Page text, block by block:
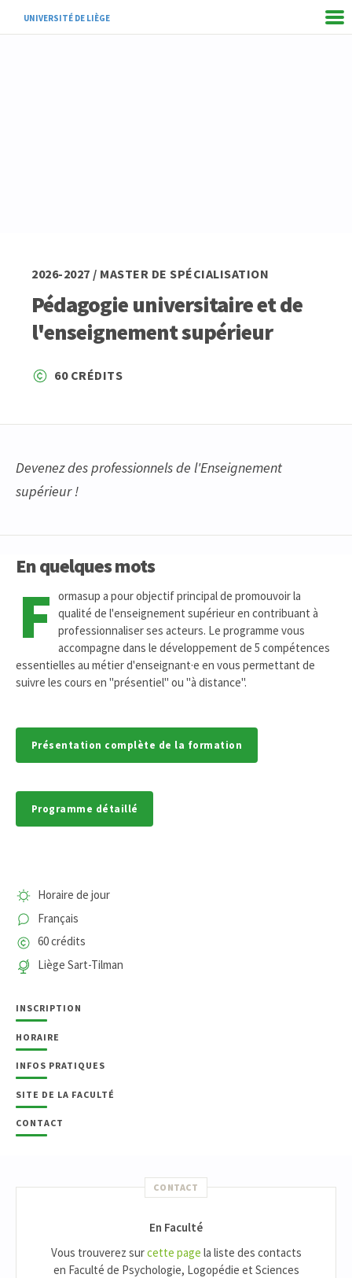
UNIVERSITÉ DE LIÈGE
2026-2027 / MASTER DE SPÉCIALISATION
Pédagogie universitaire et de
l'enseignement supérieur
60 CRÉDITS
Devenez des professionnels de l'Enseignement
supérieur !
En quelques mots
F ormasup a pour objectif principal de promouvoir la
qualité de l'enseignement supérieur en contribuant à
professionnaliser ses acteurs. Le programme vous
accompagne dans le développement de 5 compétences
essentielles au métier d'enseignant·e en vous permettant de
suivre les cours en "présentiel" ou "à distance".
Présentation complète de la formation
Programme détaillé
Horaire de jour
Français
60 crédits
Liège Sart-Tilman
INSCRIPTION
HORAIRE
INFOS PRATIQUES
SITE DE LA FACULTÉ
CONTACT
CONTACT
En Faculté
Vous trouverez surcette page la liste des contacts
en Faculté de Psychologie, Logopédie et Sciences